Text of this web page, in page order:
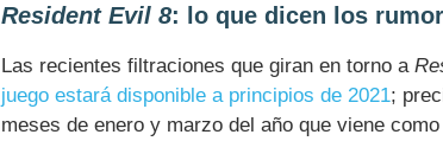
Resident Evil 8: lo que dicen los
Las recientes filtraciones que giran en torno a
juego estará disponible a principios de 2021;
meses de enero y marzo del año que viene